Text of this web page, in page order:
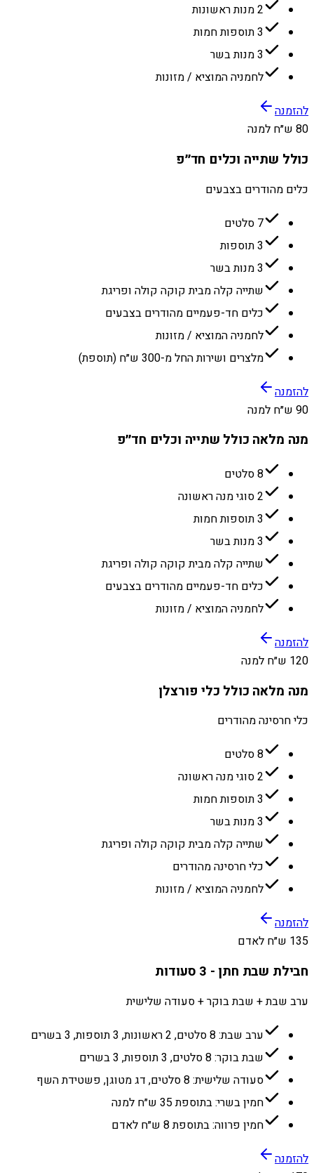
2 מנות ראשונות
3 תוספות חמות
3 מנות בשר
לחמניה המוציא / מזונות
להזמנה
80 ש״ח למנה
כולל שתייה וכלים חד״פ
כלים מהודרים בצבעים
7 סלטים
3 תוספות
3 מנות בשר
שתייה קלה מבית קוקה קולה ופריגת
כלים חד-פעמיים מהודרים בצבעים
לחמניה המוציא / מזונות
מלצרים ושירות החל מ-300 ש״ח (תוספת)
להזמנה
90 ש״ח למנה
מנה מלאה כולל שתייה וכלים חד״פ
8 סלטים
2 סוגי מנה ראשונה
3 תוספות חמות
3 מנות בשר
שתייה קלה מבית קוקה קולה ופריגת
כלים חד-פעמיים מהודרים בצבעים
לחמניה המוציא / מזונות
להזמנה
120 ש״ח למנה
מנה מלאה כולל כלי פורצלן
כלי חרסינה מהודרים
8 סלטים
2 סוגי מנה ראשונה
3 תוספות חמות
3 מנות בשר
שתייה קלה מבית קוקה קולה ופריגת
כלי חרסינה מהודרים
לחמניה המוציא / מזונות
להזמנה
135 ש״ח לאדם
חבילת שבת חתן - 3 סעודות
ערב שבת + שבת בוקר + סעודה שלישית
ערב שבת: 8 סלטים, 2 ראשונות, 3 תוספות, 3 בשרים
שבת בוקר: 8 סלטים, 3 תוספות, 3 בשרים
סעודה שלישית: 8 סלטים, דג מטוגן, פשטידת השף
חמין בשרי: בתוספת 35 ש״ח למנה
חמין פרווה: בתוספת 8 ש״ח לאדם
להזמנה